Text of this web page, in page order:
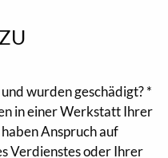
wurden geschädigt? *
in einer Werkstatt Ihrer
Anspruch auf
Verdienstes oder Ihrer